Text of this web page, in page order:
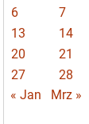
6
7
13
14
20
21
27
28
« Jan
Mrz »